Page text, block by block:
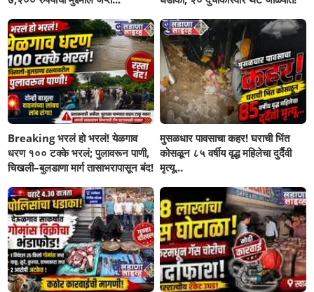
Breaking भरलं हो भरलं! येळगाव
धरण १०० टक्के भरलं; पुलावरून पाणी,
चिखली–बुलडाणा मार्ग तासाभरापासून बंद!
मुसळधार पावसाचा कहर! घराची भिंत
कोसळून ८५ वर्षीय वृद्ध महिलेचा दुर्दैवी
मृत्यू...